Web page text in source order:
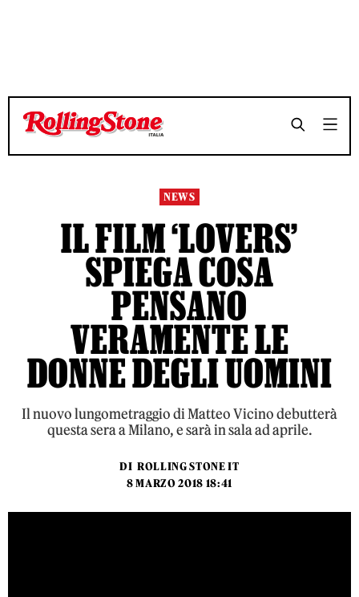
TEMPO DI LETTURA 2 MINUTI SHARE
TEMPO DI LETTURA 2 MINUTI SHARE
NEWS
IL FILM ‘LOVERS’
SPIEGA COSA
PENSANO
VERAMENTE LE
DONNE DEGLI UOMINI
Il nuovo lungometraggio di Matteo Vicino debutterà
questa sera a Milano, e sarà in sala ad aprile.
DI ROLLING STONE IT
8 MARZO 2018 18:41